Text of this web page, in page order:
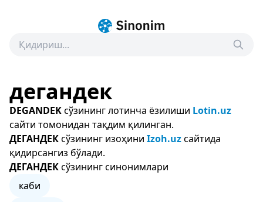
дегандек
DEGANDEKсўзининг лотинча ёзилиши Lotin.uz
сайти томонидан тақдим қилинган.
ДЕГАНДЕКсўзининг изоҳини Izoh.uzсайтида
қидирсангиз бўлади.
ДЕГАНДЕКсўзининг синонимлари
каби